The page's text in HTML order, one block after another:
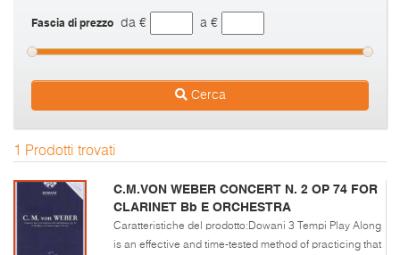
Fascia di prezzo da € a €
Cerca
1 Prodotti trovati
C.M.VON WEBER CONCERT N. 2 OP 74 FOR
CLARINET Bb E ORCHESTRA
Caratteristiche del prodotto:Dowani 3 Tempi Play Along
is an effective and time-tested method of practicing that